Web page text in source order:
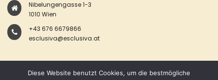
Nibelungengasse 1-3
1010 Wien
+43 676 6679866
esclusiva@esclusiva.at
Diese Website benutzt Cookies, um die bestmögliche